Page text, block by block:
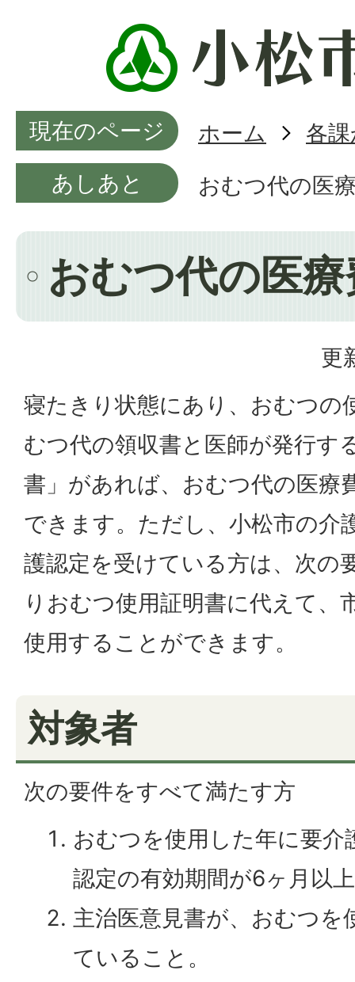
現在のページ ホーム
各
あしあと
おむつ代の医
おむつ代の医
更
寝たきり状態にあり、おむつの
むつ代の領収書と医師が発行す
書」があれば、おむつ代の医療
できます。ただし、小松市の介
護認定を受けている方は、次の
りおむつ使用証明書に代えて、
使用することができます。
対象者
次の要件をすべて満たす方
おむつを使用した年に要
認定の有効期間が6ヶ月以
主治医意見書が、おむつを
ていること。